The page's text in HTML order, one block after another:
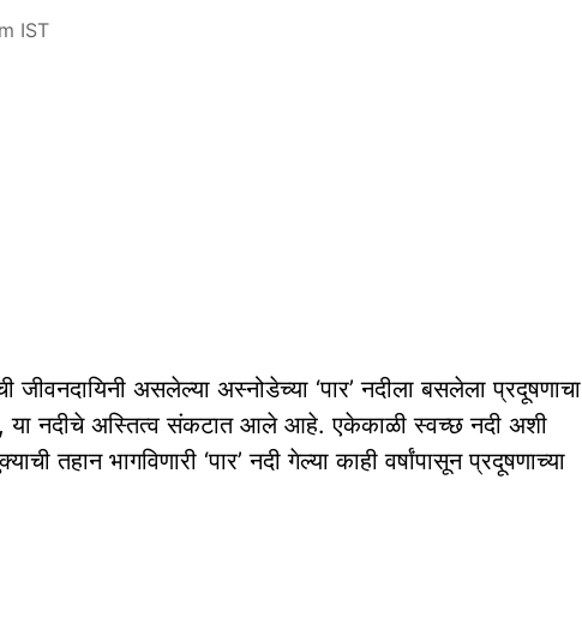
IST
जीवनदायिनी असलेल्या अस्नोडेच्या ‘पार’ नदीला बसलेला प्रदूषणाचा
या नदीचे अस्तित्व संकटात आले आहे. एकेकाळी स्वच्छ नदी अशी
तहान भागविणारी ‘पार’ नदी गेल्या काही वर्षांपासून प्रदूषणाच्या